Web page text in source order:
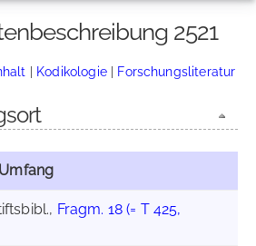
2521
| Kodikologie| Forschungsliteratur
Fragm. 18 (= T 425,